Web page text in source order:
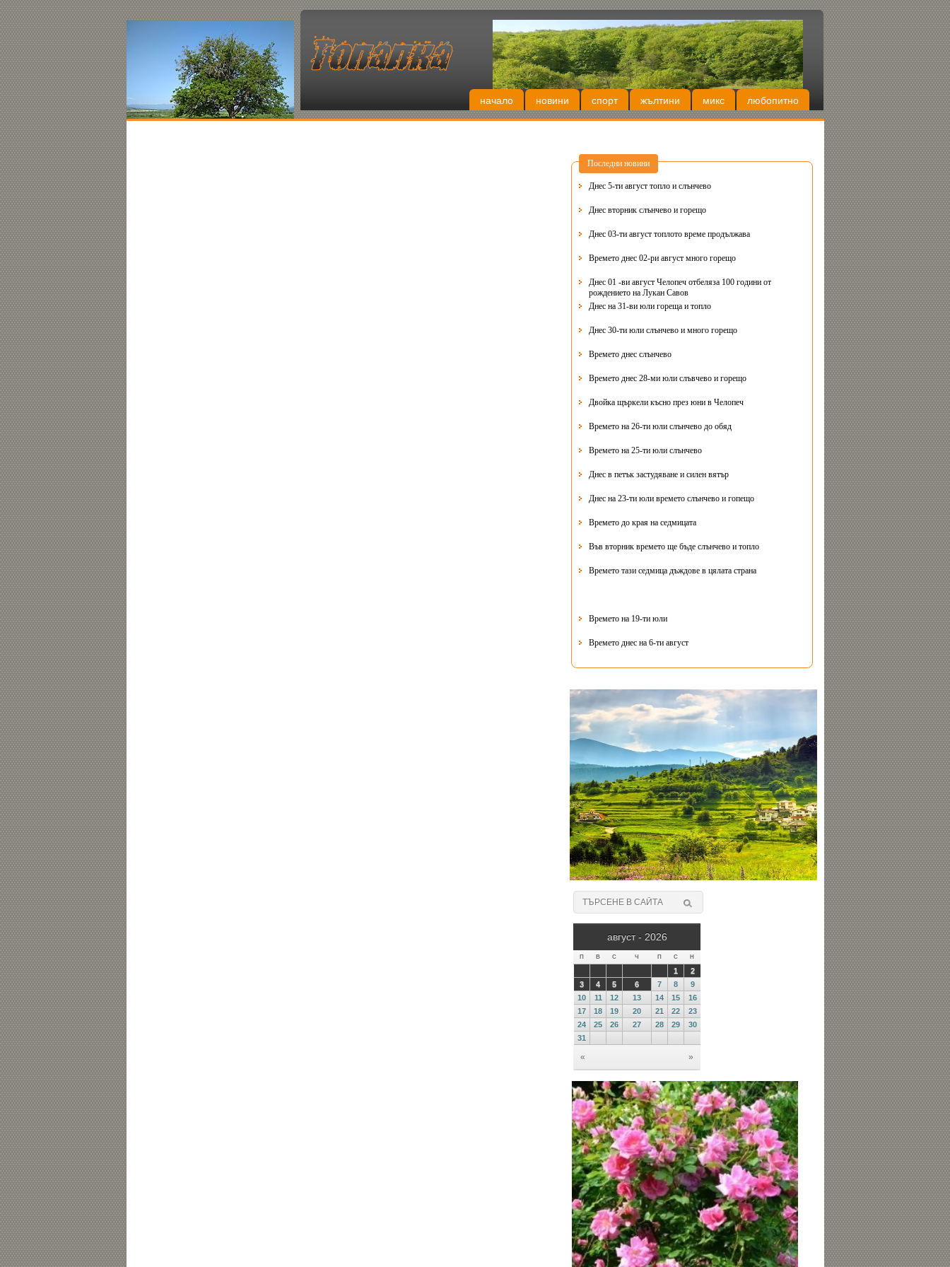
начало новини спорт жълтини микс любопитно
Последни новини
Днес 5-ти август топло и слънчево
Днес вторник слънчево и горещо
Днес 03-ти август топлото време продължава
Времето днес 02-ри август много горещо
Днес 01 -ви август Челопеч отбеляза 100 години от
рождението на Лукан Савов
Днес на 31-ви юли гореща и топло
Днес 30-ти юли слънчево и много горещо
Времето днес слънчево
Времето днес 28-ми юли слъвчево и горещо
Двойка щъркели късно през юни в Челопеч
Времето на 26-ти юли слънчево до обяд
Времето на 25-ти юли слънчево
Днес в петък застудяване и силен вятър
Днес на 23-ти юли времето слънчево и гопещо
Времето до края на седмицата
Във вторник времето ще бъде слънчево и топло
Времето тази седмица дъждове в цялата страна
Времето на 19-ти юли
Времето днес на 6-ти август